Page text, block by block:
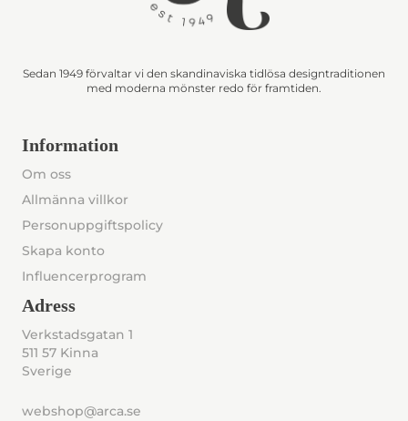
Sedan 1949 förvaltar vi den skandinaviska tidlösa designtraditionen
med moderna mönster redo för framtiden.
Information
Om oss
Allmänna villkor
Personuppgiftspolicy
Skapa konto
Influencerprogram
Adress
Verkstadsgatan 1
511 57 Kinna
Sverige
webshop@arca.se